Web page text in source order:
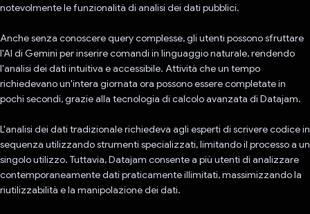
notevolmente le funzionalità di analisi dei dati pubblici.
Anche senza conoscere query complesse, gli utenti possono sfruttare
l'AI di Gemini per inserire comandi in linguaggio naturale, rendendo
l'analisi dei dati intuitiva e accessibile. Attività che un tempo
richiedevano un'intera giornata ora possono essere completate in
pochi secondi, grazie alla tecnologia di calcolo avanzata di Datajam.
L'analisi dei dati tradizionale richiedeva agli esperti di scrivere codice in
sequenza utilizzando strumenti specializzati, limitando il processo a un
singolo utilizzo. Tuttavia, Datajam consente a più utenti di analizzare
contemporaneamente dati praticamente illimitati, massimizzando la
riutilizzabilità e la manipolazione dei dati.